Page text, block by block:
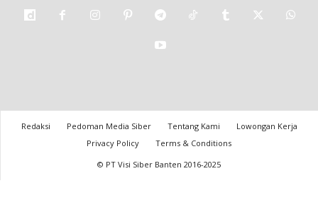
Redaksi Pedoman Media Siber Tentang Kami
Lowongan Kerja
Privacy Policy
Terms & Conditions
© PT Visi Siber Banten 2016-2025